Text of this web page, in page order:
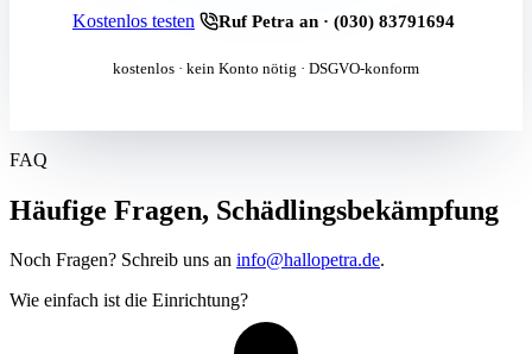
Kostenlos testen Ruf Petra an · (030) 83791694
kostenlos · kein Konto nötig · DSGVO-konform
FAQ
Häufige Fragen, Schädlingsbekämpfung
Noch Fragen? Schreib uns an info@hallopetra.de.
Wie einfach ist die Einrichtung?